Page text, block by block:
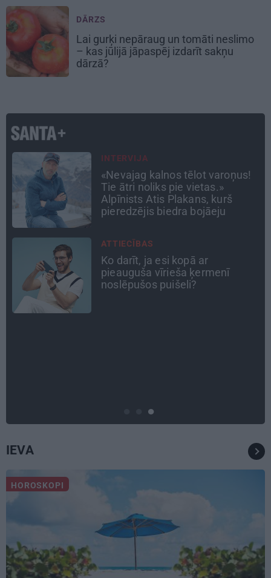
DĀRZS
Lai gurķi nepāraug un tomāti neslimo
– kas jūlijā jāpaspēj izdarīt sakņu
dārzā?
ATRADUMS
Virziens – jūra: Lauderu
ģimenes bezbēdīgi laiskā miera
osta Pūrciemā
CIEMOS
Kas slēpjas Kuldīgas vecpilsētas
pagalmos? Dārzi, kuros atļauts
būt nepieklājīgi ziņkārīgam
IEVA
HOROSKOPI